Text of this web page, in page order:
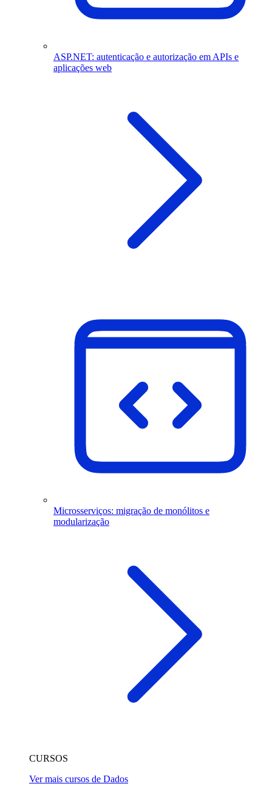
ASP.NET: autenticação e autorização em APIs e
aplicações web
Microsserviços: migração de monólitos e
modularização
CURSOS
Ver mais cursos de Dados